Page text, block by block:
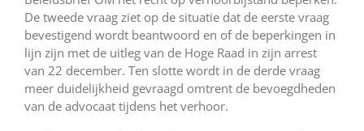
De tweede vraag ziet op de situatie dat de eerste vraag
bevestigend wordt beantwoord en of de beperkingen in
lijn zijn met de uitleg van de Hoge Raad in zijn arrest
van 22 december. Ten slotte wordt in de derde vraag
meer duidelijkheid gevraagd omtrent de bevoegdheden
van de advocaat tijdens het verhoor.